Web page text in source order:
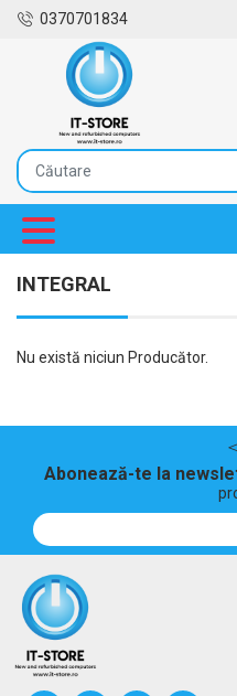
0370701834
INTEGRAL
Nu există niciun Producător.
Abonează-te la